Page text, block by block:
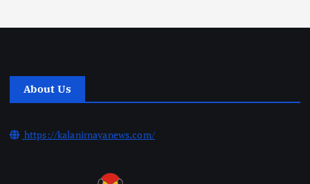
About Us
https://kalanirnayanews.com/